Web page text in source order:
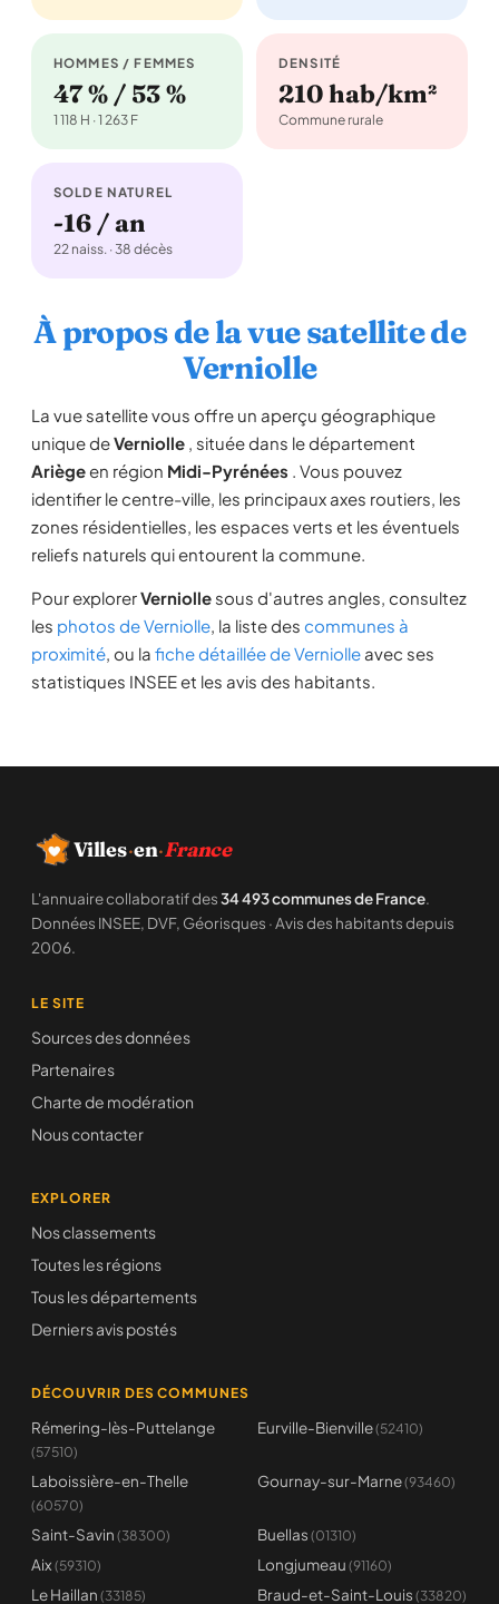
HOMMES / FEMMES
47 % / 53 %
1 118 H · 1 263 F
DENSITÉ
210 hab/km²
Commune rurale
SOLDE NATUREL
-16 / an
22 naiss. · 38 décès
À propos de la vue satellite de
Verniolle
La vue satellite vous offre un aperçu géographique
unique deVerniolle , située dans le département
Ariègeen région Midi-Pyrénées . Vous pouvez
identifier le centre-ville, les principaux axes routiers, les
zones résidentielles, les espaces verts et les éventuels
reliefs naturels qui entourent la commune.
Pour explorerVerniolle sous d'autres angles, consultez
les photos de Verniolle, la liste des communes à
proximité, ou la fiche détaillée de Verniolle avec ses
statistiques INSEE et les avis des habitants.
Villes·en·France
L'annuaire collaboratif des34 493 communes de France.
Données INSEE, DVF, Géorisques · Avis des habitants depuis
2006.
LE SITE
Sources des données
Partenaires
Charte de modération
Nous contacter
EXPLORER
Nos classements
Toutes les régions
Tous les départements
Derniers avis postés
DÉCOUVRIR DES COMMUNES
Rémering-lès-Puttelange
(57510)
Eurville-Bienville(52410)
Laboissière-en-Thelle
(60570)
Gournay-sur-Marne(93460)
Saint-Savin (38300) Buellas (01310)
Aix (59310) Longjumeau (91160)
Le Haillan (33185) Braud-et-Saint-Louis (33820)